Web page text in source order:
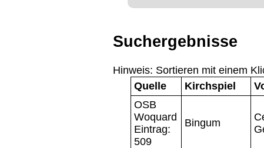
Suchergebnisse
Hinweis: Sortieren mit einem
Quelle
Kirchspiel
OSB
Woquard
Eintrag:
509
Bingum